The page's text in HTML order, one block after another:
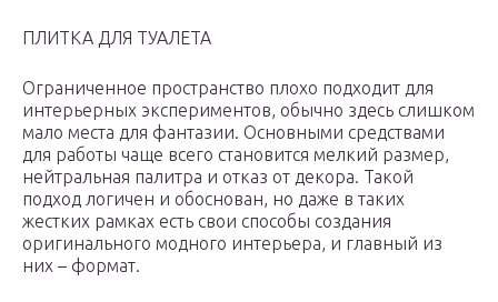
ПЛИТКА ДЛЯ ТУАЛЕТА
Ограниченное пространство плохо подходит для
интерьерных экспериментов, обычно здесь слишком
мало места для фантазии. Основными средствами
для работы чаще всего становится мелкий размер,
нейтральная палитра и отказ от декора. Такой
подход логичен и обоснован, но даже в таких
жестких рамках есть свои способы создания
оригинального модного интерьера, и главный из
них – формат.